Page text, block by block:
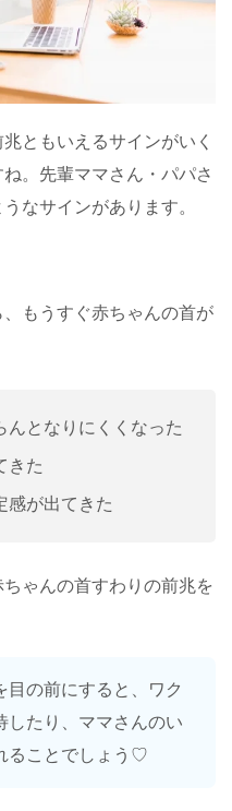
ともいえるサインがいく
。先輩ママさん・パパさ
なサインがあります。
もうすぐ赤ちゃんの首が
んとなりにくくなった
きた
感が出てきた
ゃんの首すわりの前兆を
目の前にすると、ワク
したり、ママさんのい
ることでしょう♡